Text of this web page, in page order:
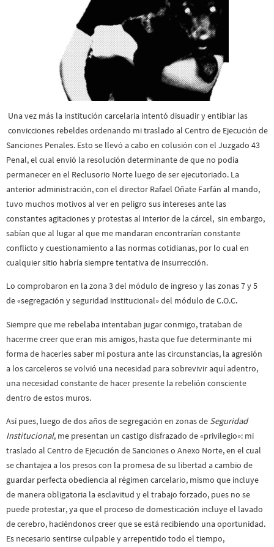
Una vez más la institución carcelaria intentó disuadir y entibiar las
convicciones rebeldes ordenando mi traslado al Centro de Ejecución de
Sanciones Penales. Esto se llevó a cabo en colusión con el Juzgado 43
Penal, el cual envió la resolución determinante de que no podía
permanecer en el Reclusorio Norte luego de ser ejecutoriado. La
anterior administración, con el director Rafael Oñate Farfán al mando,
tuvo muchos motivos al ver en peligro sus intereses ante las
constantes agitaciones y protestas al interior de la cárcel, sin embargo,
sabían que al lugar al que me mandaran encontrarían constante
conflicto y cuestionamiento a las normas cotidianas, por lo cual en
cualquier sitio habría siempre tentativa de insurrección.
Lo comprobaron en la zona 3 del módulo de ingreso y las zonas 7 y 5
de «segregación y seguridad institucional» del módulo de C.O.C.
Siempre que me rebelaba intentaban jugar conmigo, trataban de
hacerme creer que eran mis amigos, hasta que fue determinante mi
forma de hacerles saber mi postura ante las circunstancias, la agresión
a los carceleros se volvió una necesidad para sobrevivir aquí adentro,
una necesidad constante de hacer presente la rebelión consciente
dentro de estos muros.
Así pues, luego de dos años de segregación en zonas de Seguridad
Institucional, me presentan un castigo disfrazado de «privilegio»: mi
traslado al Centro de Ejecución de Sanciones o Anexo Norte, en el cual
se chantajea a los presos con la promesa de su libertad a cambio de
guardar perfecta obediencia al régimen carcelario, mismo que incluye
de manera obligatoria la esclavitud y el trabajo forzado, pues no se
puede protestar, ya que el proceso de domesticación incluye el lavado
de cerebro, haciéndonos creer que se está recibiendo una oportunidad.
Es necesario sentirse culpable y arrepentido todo el tiempo,